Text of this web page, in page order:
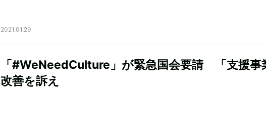
2021.01.29
「#WeNeedCulture」が緊急国会要請 「支援事
改善を訴え